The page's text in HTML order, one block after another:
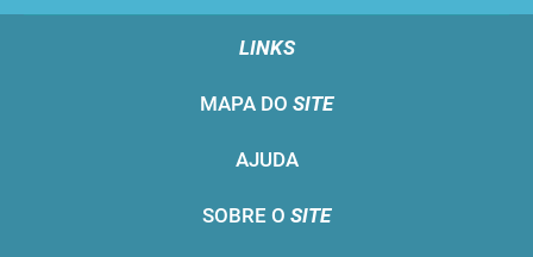
LINKS
MAPA DO SITE
AJUDA
SOBRE O SITE